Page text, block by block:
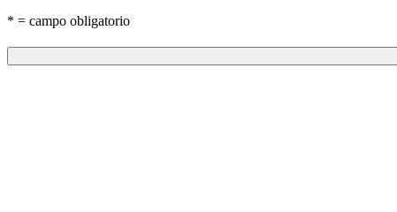
* = campo obligatorio